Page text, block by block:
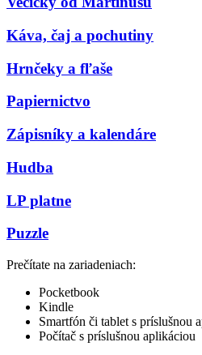
Káva, čaj a pochutiny
Hrnčeky a fľaše
Papiernictvo
Zápisníky a kalendáre
Hudba
LP platne
Puzzle
Prečítate na zariadeniach:
Pocketbook
Kindle
Smartfón či tablet s príslušnou
Počítač s príslušnou aplikáciou